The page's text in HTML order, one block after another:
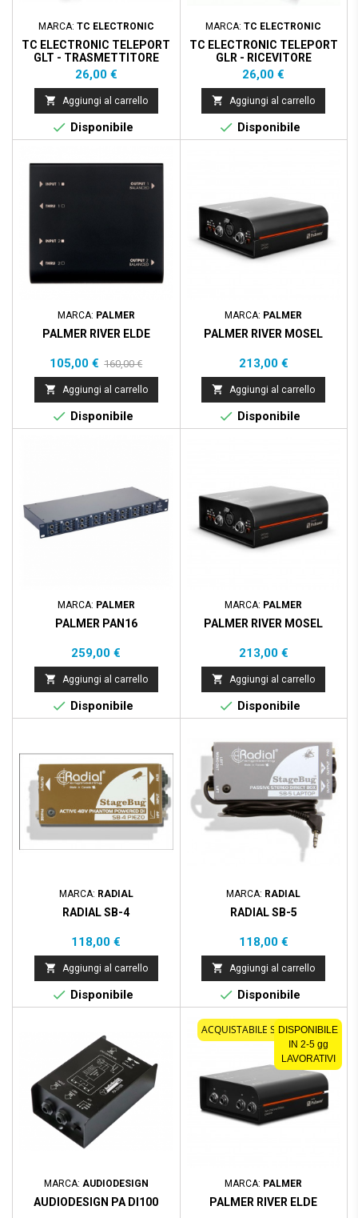
MARCA: TC ELECTRONIC
TC ELECTRONIC TELEPORT
GLT - TRASMETTITORE
Prezzo
26,00 €
 Aggiungi al carrello
 Disponibile
MARCA:TC ELECTRONIC
TC ELECTRONIC TELEPORT
GLR - RICEVITORE
Prezzo
26,00 €
 Aggiungi al carrello
 Disponibile
MARCA: PALMER
PALMER RIVER ELDE
Prezzo
105,00 € Prezzo
base
160,00 €
 Aggiungi al carrello
 Disponibile
MARCA: PALMER
PALMER RIVER MOSEL
Prezzo
213,00 €
 Aggiungi al carrello
 Disponibile
MARCA: PALMER
PALMER PAN16
Prezzo
259,00 €
 Aggiungi al carrello
 Disponibile
MARCA: PALMER
PALMER RIVER MOSEL
Prezzo
213,00 €
 Aggiungi al carrello
 Disponibile
MARCA: RADIAL
RADIAL SB-4
Prezzo
118,00 €
 Aggiungi al carrello
 Disponibile
MARCA: RADIAL
RADIAL SB-5
Prezzo
118,00 €
 Aggiungi al carrello
 Disponibile
MARCA: AUDIODESIGN
AUDIODESIGN PA DI100
ACQUISTABILE SOLO ONLINE
DISPONIBILE
IN 2-5 gg
LAVORATIVI
MARCA: PALMER
PALMER RIVER ELDE